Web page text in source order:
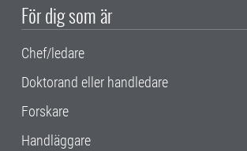
För dig som är
Chef/ledare
Doktorand eller handledare
Forskare
Handläggare